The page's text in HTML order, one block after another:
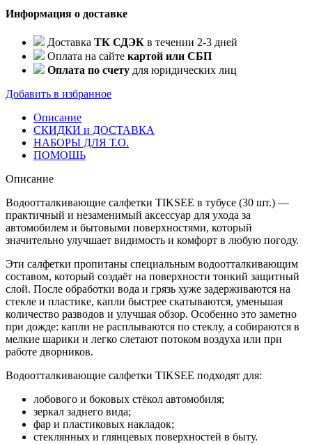
Информация о доставке
Доставка ТК СДЭК в течении 2-3 дней
Оплата на сайте картой или СБП
Оплата по счету для юридических лиц
Добавить в избранное
Описание
СКИДКИ и ДОСТАВКА
НАБОРЫ ДЛЯ Т.О.
ПОМОЩЬ
Описание
Водоотталкивающие салфетки TIKSEE в тубусе (30 шт.) —
практичный и незаменимый аксессуар для ухода за
автомобилем и бытовыми поверхностями, который
значительно улучшает видимость и комфорт в любую погоду.
Эти салфетки пропитаны специальным водоотталкивающим
составом, который создаёт на поверхности тонкий защитный
слой. После обработки вода и грязь хуже задерживаются на
стекле и пластике, капли быстрее скатываются, уменьшая
количество разводов и улучшая обзор. Особенно это заметно
при дожде: капли не расплываются по стеклу, а собираются в
мелкие шарики и легко слетают потоком воздуха или при
работе дворников.
Водоотталкивающие салфетки TIKSEE подходят для:
лобового и боковых стёкол автомобиля;
зеркал заднего вида;
фар и пластиковых накладок;
стеклянных и глянцевых поверхностей в быту.